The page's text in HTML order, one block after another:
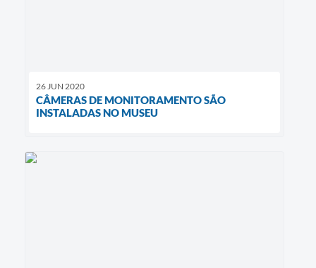
26 JUN 2020
CÂMERAS DE MONITORAMENTO SÃO
INSTALADAS NO MUSEU